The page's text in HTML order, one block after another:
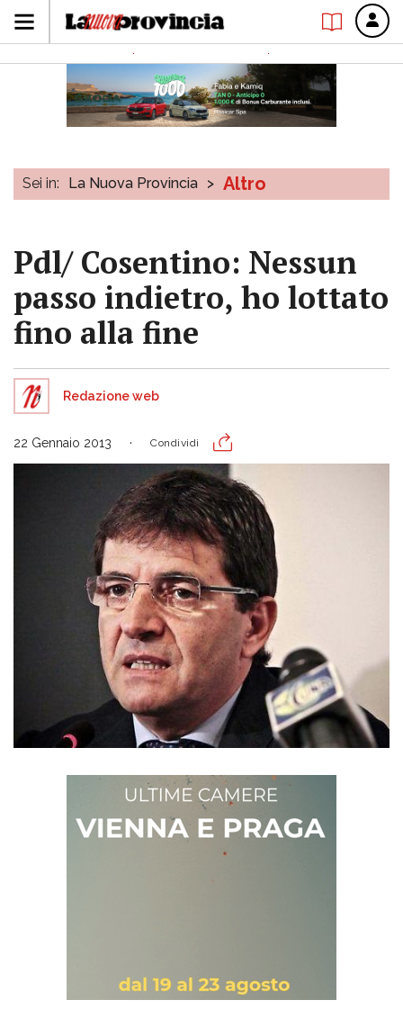
Sei in: La Nuova Provincia > Altro
Pdl/ Cosentino: Nessun
passo indietro, ho lottato
fino alla fine
Redazione web
22 Gennaio 2013 Condividi